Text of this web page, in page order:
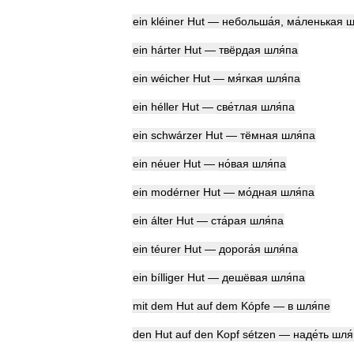
ein kléiner Hut — небольша́я ма́ленькая
ein hárter Hut — твёрдая шля́па
ein wéicher Hut — мя́гкая шля́па
ein héller Hut — све́тлая шля́па
ein schwárzer Hut — тёмная шля́па
ein néuer Hut — но́вая шля́па
ein modérner Hut — мо́дная шля́па
ein álter Hut — ста́рая шля́па
ein téurer Hut — дорога́я шля́па
ein bílliger Hut — дешёвая шля́па
mit dem Hut auf dem Kópfe — в шля́пе
den Hut auf den Kopf sétzen — наде́ть